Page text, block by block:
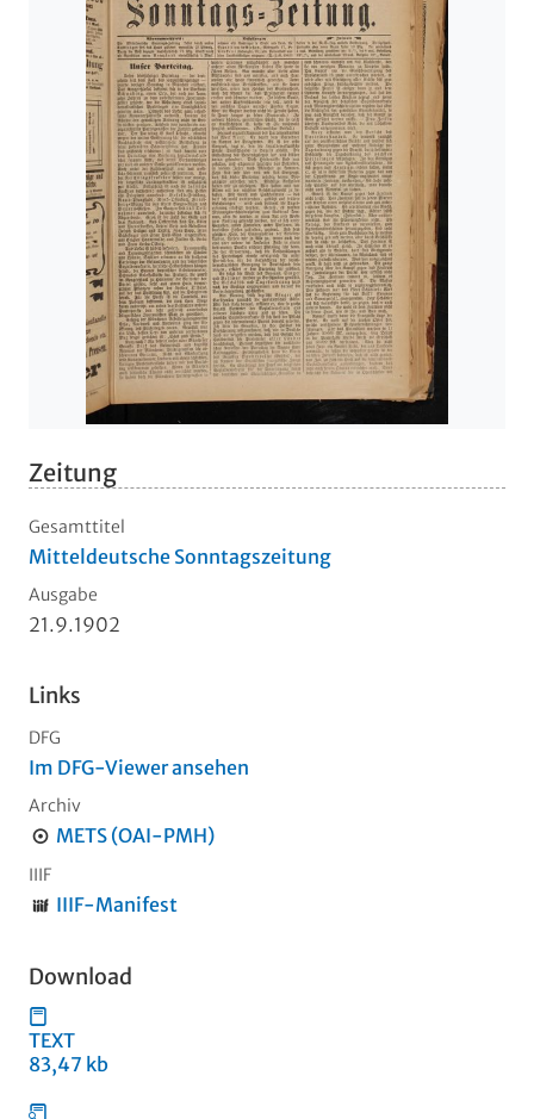
Zeitung
Gesamttitel
Mitteldeutsche Sonntagszeitung
Ausgabe
21.9.1902
Links
DFG
Im DFG-Viewer ansehen
Archiv
METS (OAI-PMH)
IIIF
IIIF-Manifest
Download
TEXT
83,47 kb